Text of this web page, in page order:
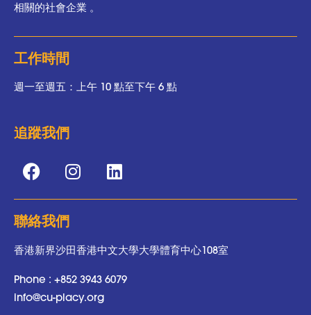
相關的社會企業 。
工作時間
週一至週五：上午 10 點至下午 6 點
追蹤我們
聯絡我們
香港新界沙田香港中文大學大學體育中心108室
Phone : +852 3943 6079
info@cu-placy.org